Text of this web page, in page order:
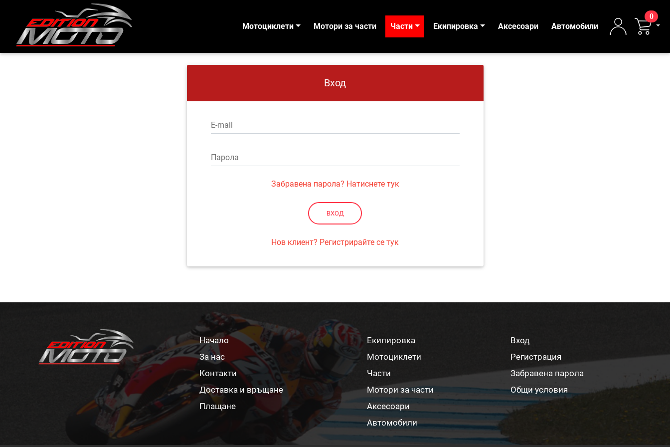
Мотоциклети Мотори за части Части Екипировка Аксесоари Автомобили
0
Вход
E-mail
Парола
Забравена парола? Натиснете тук
ВХОД
Нов клиент? Регистрирайте се тук
Начало
За нас
Контакти
Доставка и връщане
Плащане
Екипировка
Мотоциклети
Части
Мотори за части
Аксесоари
Автомобили
Вход
Регистрация
Забравена парола
Общи условия